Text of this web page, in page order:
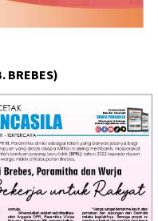
BREBES)